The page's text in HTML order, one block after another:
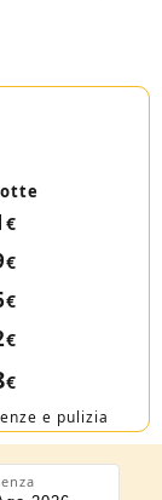
€
€
€
€
€
e pulizia